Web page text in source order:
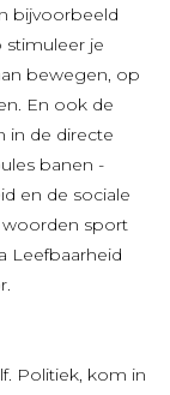
bijvoorbeeld
stimuleer je
bewegen, op
En ook de
in de directe
banen -
en de sociale
woorden sport
Leefbaarheid
Politiek, kom in